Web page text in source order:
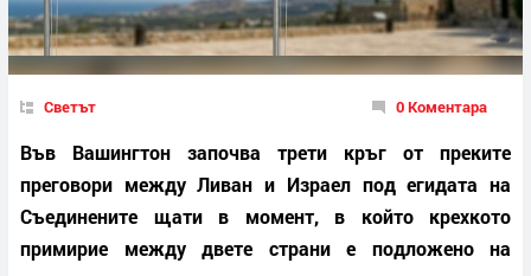
Светът 0 Коментара
Във Вашингтон започва трети кръг от преките
преговори между Ливан и Израел под егидата на
Съединените щати в момент, в който крехкото
примирие между двете страни е подложено на